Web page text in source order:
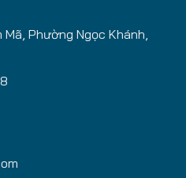
Phường Ngọc Khánh,